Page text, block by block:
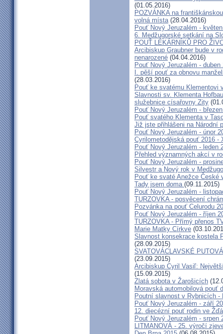
(01.05.2016)
POZVÁNKA na
volná místa(28.04.2016)
Pouť Nový Jeruzalém -
6. Medžugorské setkání na
POUŤ LÉKÁRNÍKŮ PRO
Arcibiskup Graubner bude v
nenarozené (04.04.2016)
Pouť Nový Jeruzalém - duben
I. pěší pouť za obnovu
(28.03.2016)
Pouť ke svatému Klementovi
Slavnosti sv. Klementa
služebnice císařovny Zity
Pouť Nový Jeruzalém -
Pouť svatého Klementa v
Již jste přihlášeni na Národní
Pouť Nový Jeruzalém - únor
Cyrilometodějská pouť 2016 -
Pouť Nový Jeruzalém - leden
Přehled významných akcí v
Pouť Nový Jeruzalém -
Silvestr a Nový rok v
Pouť ke svaté Anežce České
Tady jsem doma (09.11.2015)
Pouť Nový Jeruzalém -
TURZOVKA - posvěcení
Pozvánka na pouť Celurodu
Pouť Nový Jeruzalém - říjen
TURZOVKA - Přímý přenos
Marie Matky Církve
Slavnost konsekrace kostela
(28.09.2015)
SVATOVÁCLAVSKÉ
(23.09.2015)
Arcibiskup Cyril Vasiľ:
(15.09.2015)
Zlatá sobota v Žarošicích
Moravská automobilová pouť
Poutní slavnost v Rybnicích -
Pouť Nový Jeruzalém - září
12. diecézní pouť rodin ve
Pouť Nový Jeruzalém - srpen
LITMANOVÁ - 25. výročí